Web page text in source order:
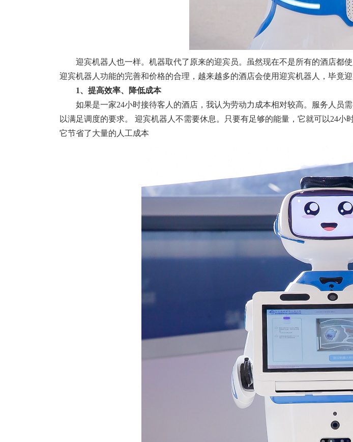
迎宾机器人也一样。机器取代了原来的迎宾员。虽然现在不是所有的酒店都
迎宾机器人功能的完善和价格的合理，越来越多的酒店会使用迎宾机器人，毕竟
1、提高效率、降低成本
如果是一家24小时接待客人的酒店，我认为劳动力成本相对较高。服务人员
以满足调度的要求。 迎宾机器人不需要休息。只要有足够的能量，它就可以24
它节省了大量的人工成本